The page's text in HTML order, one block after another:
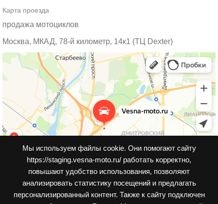
Мы используем файлы cookie. Они помогают сайту
https://staging.vesna-moto.ru/ работать корректно,
повышают удобство использования, позволяют
анализировать статистику посещений и предлагать
персонализированный контент. Также к cайту подключен
Карта проезда
продажа мотоциклов
Москва, МКАД, 78-й километр, 14к1 (ТЦ Dexter)